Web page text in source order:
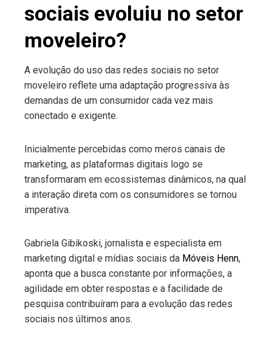
sociais evoluiu no setor
moveleiro?
A evolução do uso das redes sociais no setor
moveleiro reflete uma adaptação progressiva às
demandas de um consumidor cada vez mais
conectado e exigente.
Inicialmente percebidas como meros canais de
marketing, as plataformas digitais logo se
transformaram em ecossistemas dinâmicos, na qual
a interação direta com os consumidores se tornou
imperativa.
Gabriela Gibikoski, jornalista e especialista em
marketing digital e mídias sociais da Móveis Henn,
aponta que a busca constante por informações, a
agilidade em obter respostas e a facilidade de
pesquisa contribuíram para a evolução das redes
sociais nos últimos anos.